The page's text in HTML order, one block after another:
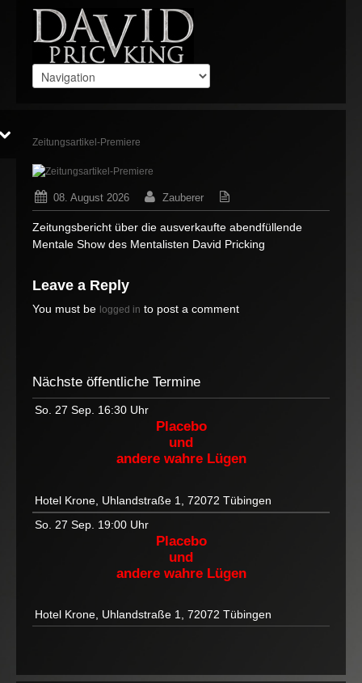
Zeitungsartikel-Premiere
08. August 2026 Zauberer
Keine Gedanken
Zeitungsbericht über die ausverkaufte abendfüllende
Mentale Show des Mentalisten David Pricking
Leave a Reply
You must be logged in to post a comment
Nächste öffentliche Termine
So. 27 Sep. 16:30 Uhr
Placebo
und
andere wahre Lügen
Hotel Krone, Uhlandstraße 1, 72072 Tübingen
So. 27 Sep. 19:00 Uhr
Placebo
und
andere wahre Lügen
Hotel Krone, Uhlandstraße 1, 72072 Tübingen